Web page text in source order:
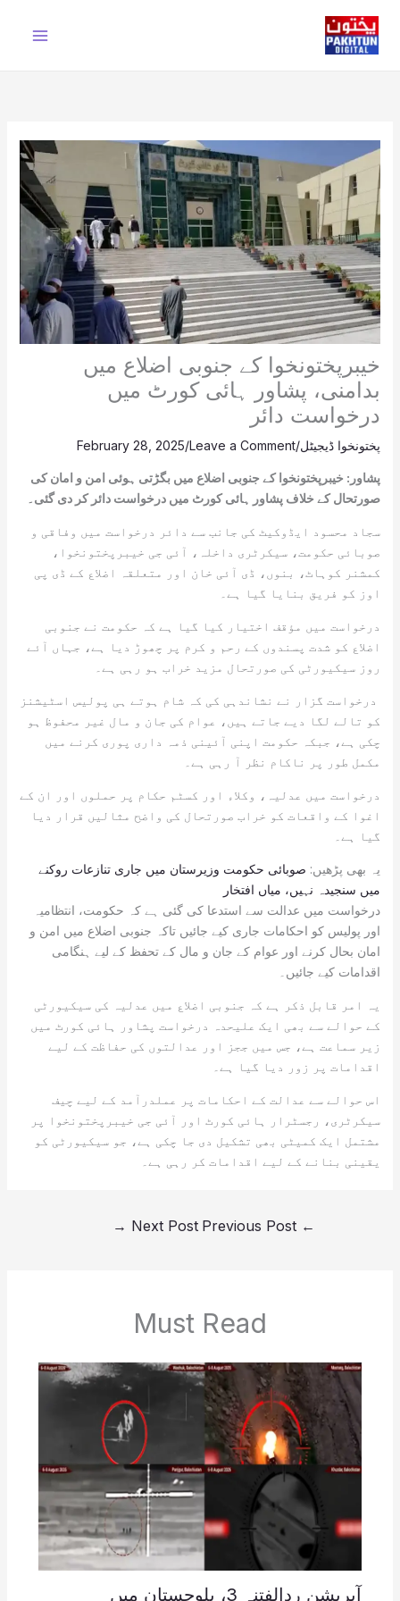
content
خیبرپختونخوا کے جنوبی اضلاع میں
بدامنی، پشاور ہائی کورٹ میں
درخواست دائر
پختونخوا ڈیجیٹل/
Leave a Comment
/
February 28, 2025
پشاور: خیبرپختونخوا کے جنوبی اضلاع میں بگڑتی ہوئی امن و امان کی
صورتحال کے خلاف پشاور ہائی کورٹ میں درخواست دائر کر دی گئی۔
سجاد محسود ایڈوکیٹ کی جانب سے دائر درخواست میں وفاقی و
صوبائی حکومت، سیکرٹری داخلہ، آئی جی خیبرپختونخوا،
کمشنر کوہاٹ، بنوں، ڈی آئی خان اور متعلقہ اضلاع کے ڈی پی
اوز کو فریق بنایا گیا ہے۔
درخواست میں مؤقف اختیار کیا گیا ہے کہ حکومت نے جنوبی
اضلاع کو شدت پسندوں کے رحم و کرم پر چھوڑ دیا ہے، جہاں آئے
روز سیکیورٹی کی صورتحال مزید خراب ہو رہی ہے۔
درخواست گزار نے نشاندہی کی کہ شام ہوتے ہی پولیس اسٹیشنز
کو تالے لگا دیے جاتے ہیں، عوام کی جان و مال غیر محفوظ ہو
چکی ہے، جبکہ حکومت اپنی آئینی ذمہ داری پوری کرنے میں
مکمل طور پر ناکام نظر آ رہی ہے۔
درخواست میں عدلیہ، وکلاء اور کسٹم حکام پر حملوں اور ان کے
اغوا کے واقعات کو خراب صورتحال کی واضح مثالیں قرار دیا
گیا ہے۔
یہ بھی پڑھیں: صوبائی حکومت وزیرستان میں جاری تنازعات روکنے
میں سنجیدہ نہیں، میاں افتخار
درخواست میں عدالت سے استدعا کی گئی ہے کہ حکومت، انتظامیہ
اور پولیس کو احکامات جاری کیے جائیں تاکہ جنوبی اضلاع میں امن و
امان بحال کرنے اور عوام کے جان و مال کے تحفظ کے لیے ہنگامی
اقدامات کیے جائیں۔
یہ امر قابل ذکر ہے کہ جنوبی اضلاع میں عدلیہ کی سیکیورٹی
کے حوالے سے بھی ایک علیحدہ درخواست پشاور ہائی کورٹ میں
زیر سماعت ہے، جس میں ججز اور عدالتوں کی حفاظت کے لیے
اقدامات پر زور دیا گیا ہے۔
اس حوالے سے عدالت کے احکامات پر عملدرآمد کے لیے چیف
سیکرٹری، رجسٹرار ہائی کورٹ اور آئی جی خیبرپختونخوا پر
مشتمل ایک کمیٹی بھی تشکیل دی جا چکی ہے، جو سیکیورٹی کو
یقینی بنانے کے لیے اقدامات کر رہی ہے۔
←
Next Post
→
Must Read
آپریشن ردالفتنہ 3، بلوچستان میں